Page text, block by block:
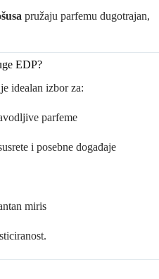
pružaju parfemu dugotrajan,
EDP?
je idealan izbor za:
parfeme
i posebne događaje
miris